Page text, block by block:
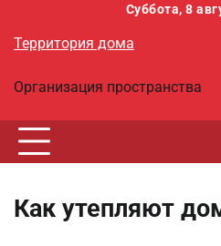
содержимому
Суббота, 8
Территория дома
Организация пространства
Как утепляют